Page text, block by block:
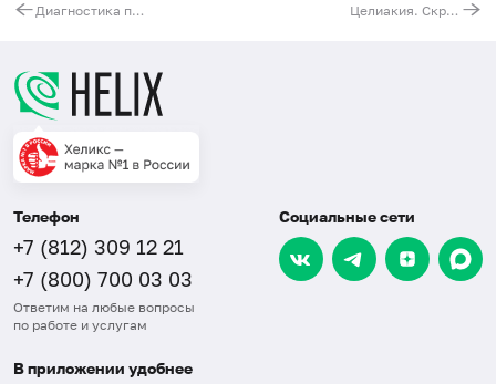
Диагностика паранеопластических энцефалитов (антитела к антигенам белого и серого вещества мозга (Yo-1, Hu, Ri) и мембранному антигену (Ma) Целиакия. Скрининг (взрослые и дети старше 2 лет)
Телефон
+7 (812) 309 12 21
+7 (800) 700 03 03
Ответим на любые вопросы
по работе и услугам
Социальные сети
В приложении удобнее